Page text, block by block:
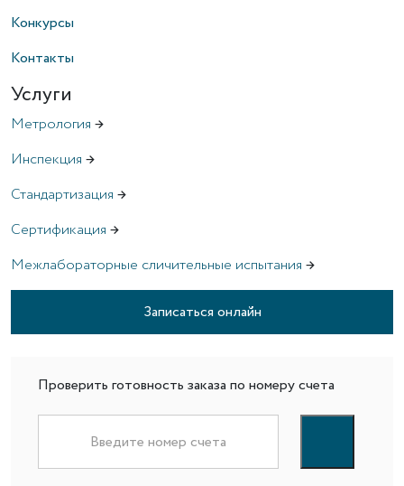
Конкурсы
Контакты
Услуги
Метрология →
Инспекция →
Стандартизация →
Сертификация →
Межлабораторные сличительные испытания →
Записаться онлайн
Проверить готовность заказа по номеру счета